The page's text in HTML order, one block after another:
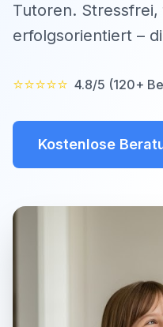
Tutoren.
erfolgsorientiert –
⭐⭐⭐⭐⭐ 4.8/5 (120+
Kostenlose